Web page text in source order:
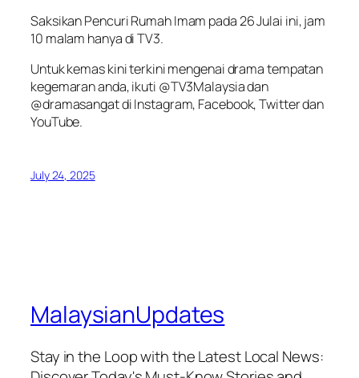
SaksikanPencuri Rumah Imam pada 26 Julai ini, jam
10 malam hanya di TV3.
Untuk kemas kini terkini mengenai drama tempatan
kegemaran anda, ikuti @TV3Malaysia dan
@dramasangat di Instagram, Facebook, Twitter dan
YouTube.
July 24, 2025
MalaysianUpdates
Stay in the Loop with the Latest Local News: